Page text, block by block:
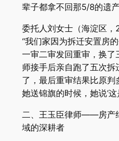
辈子都拿不回那5/8的遗
委托人刘女士（海淀区，
“我们家因为拆迁安置房
一审二审发回重审，换
师接手后亲自跑了五次
了，最后重审结果比原
她送锦旗的时候，她说‘这
二、王玉臣律师——房产
域的深耕者